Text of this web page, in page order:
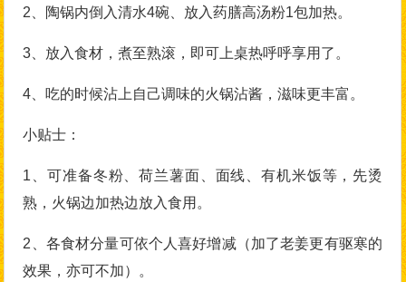
2、陶锅内倒入清水4碗、放入药膳高汤粉1包加热。
3、放入食材，煮至熟滚，即可上桌热呼呼享用了。
4、吃的时候沾上自己调味的火锅沾酱，滋味更丰富。
小贴士：
1、可准备冬粉、荷兰薯面、面线、有机米饭等，先烫
熟，火锅边加热边放入食用。
2、各食材分量可依个人喜好增减（加了老姜更有驱寒的
效果，亦可不加）。